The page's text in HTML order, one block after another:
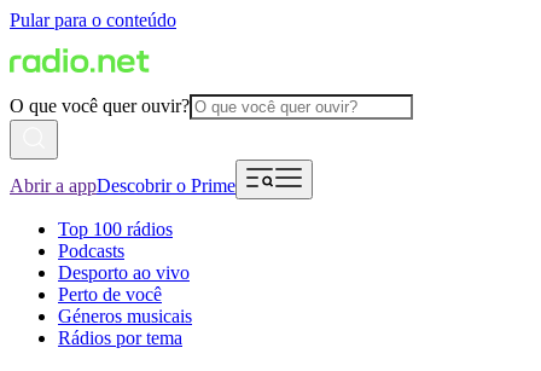
Pular para o conteúdo
O que você quer ouvir?
Abrir a appDescobrir o Prime
Top 100 rádios
Podcasts
Desporto ao vivo
Perto de você
Géneros musicais
Rádios por tema